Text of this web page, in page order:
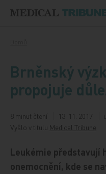
Brněnský
propojuje
8 minut čtení 13. 11. 2017
Vyšlo v titulu Medical Tribune
Leukémie představují
onemocnění, kde se